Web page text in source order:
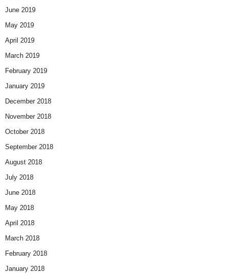
June 2019
May 2019
April 2019
March 2019
February 2019
January 2019
December 2018
November 2018
October 2018
September 2018
August 2018
July 2018
June 2018
May 2018
April 2018
March 2018
February 2018
January 2018